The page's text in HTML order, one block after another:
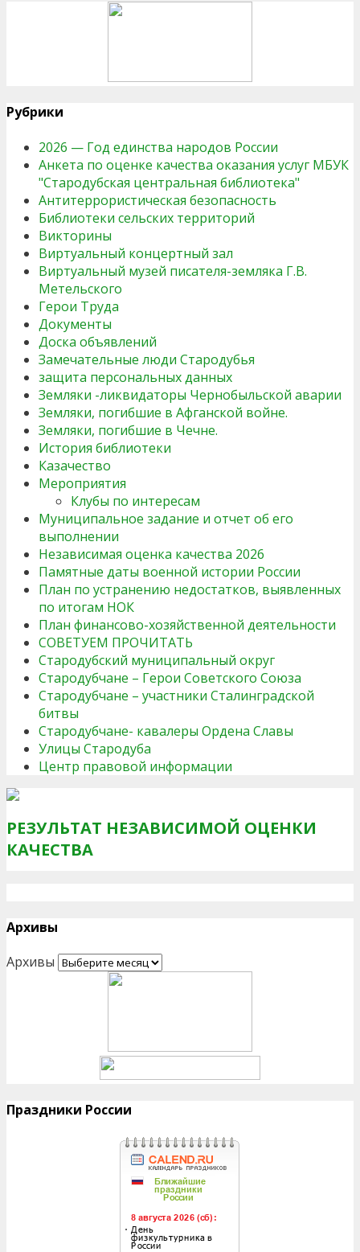
Рубрики
2026 — Год единства народов России
Анкета по оценке качества оказания услуг МБУК
"Стародубская центральная библиотека"
Антитеррористическая безопасность
Библиотеки сельских территорий
Викторины
Виртуальный концертный зал
Виртуальный музей писателя-земляка Г.В.
Метельского
Герои Труда
Документы
Доска объявлений
Замечательные люди Стародубья
защита персональных данных
Земляки -ликвидаторы Чернобыльской аварии
Земляки, погибшие в Афганской войне.
Земляки, погибшие в Чечне.
История библиотеки
Казачество
Мероприятия
Клубы по интересам
Муниципальное задание и отчет об его
выполнении
Независимая оценка качества 2026
Памятные даты военной истории России
План по устранению недостатков, выявленных
по итогам НОК
План финансово-хозяйственной деятельности
СОВЕТУЕМ ПРОЧИТАТЬ
Стародубский муниципальный округ
Стародубчане – Герои Советского Союза
Стародубчане – участники Сталинградской
битвы
Стародубчане- кавалеры Ордена Славы
Улицы Стародуба
Центр правовой информации
РЕЗУЛЬТАТ НЕЗАВИСИМОЙ ОЦЕНКИ
КАЧЕСТВА
Архивы
Архивы
Праздники России